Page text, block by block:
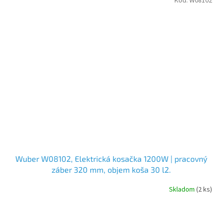
Wuber W08102, Elektrická kosačka 1200W | pracovný
záber 320 mm, objem koša 30 l2.
Skladom (2 ks)